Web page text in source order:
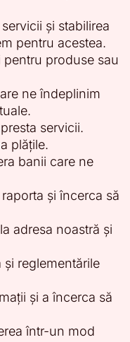
și stabilirea
pentru acestea.
produse sau
ne îndeplinim
servicii.
plățile.
banii care ne
și încerca să
adresa noastră și
și reglementările
și a încerca să
într-un mod